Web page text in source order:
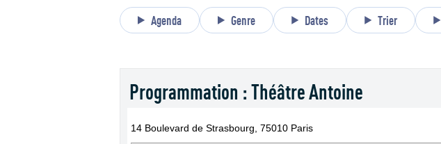
Agenda Genre Dates Trier
Programmation : Théâtre Antoine
14 Boulevard de Strasbourg, 75010 Paris